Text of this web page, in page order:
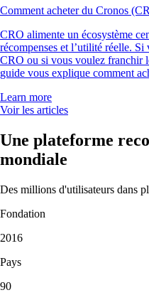
Comment acheter du Cronos
CRO alimente un écosystème
récompenses et l’utilité réelle. Si
CRO ou si vous voulez franchir
guide vous explique comment
Learn more
Voir les articles
Une plateforme
mondiale
Des millions d'utilisateurs dans
Fondation
2016
Pays
90